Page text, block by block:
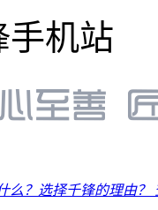
手机站
么？选择千锋的理由？